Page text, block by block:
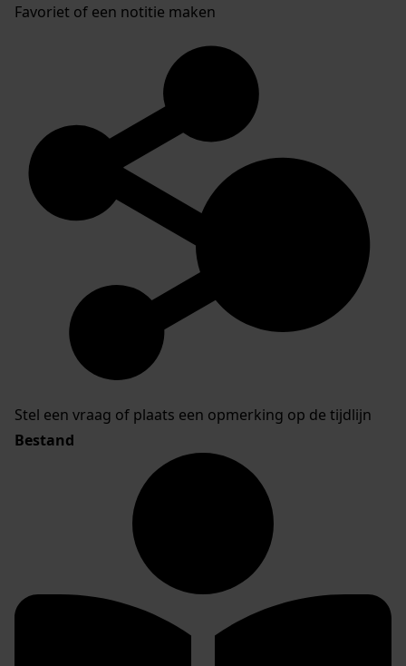
Favoriet of een notitie maken
Stel een vraag of plaats een opmerking op de tijdlijn
Bestand